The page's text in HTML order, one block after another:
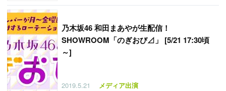
乃木坂46 和田まあやが生配信！
SHOWROOM「のぎおび⊿」 [5/21 17:30頃
～]
2019.5.21 メディア出演